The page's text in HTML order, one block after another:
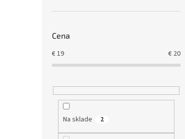
Cena
€19 € 20
Na sklade 2